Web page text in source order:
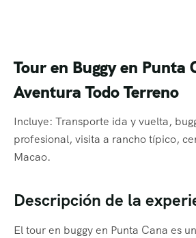
Tour en Buggy en Punta
Aventura Todo Terreno
Incluye: Transporte ida y vuelta,
profesional, visita a rancho típico,
Macao.
Descripción de la
El tour en buggy en Punta Cana es